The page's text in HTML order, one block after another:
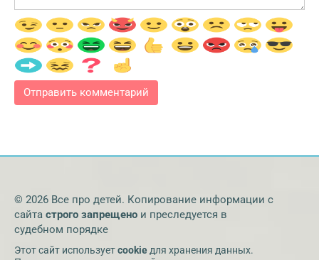
© 2026 Все про детей. Копирование информации с
сайта строго запрещено и преследуется в
судебном порядке
Этот сайт используетcookie для хранения данных.